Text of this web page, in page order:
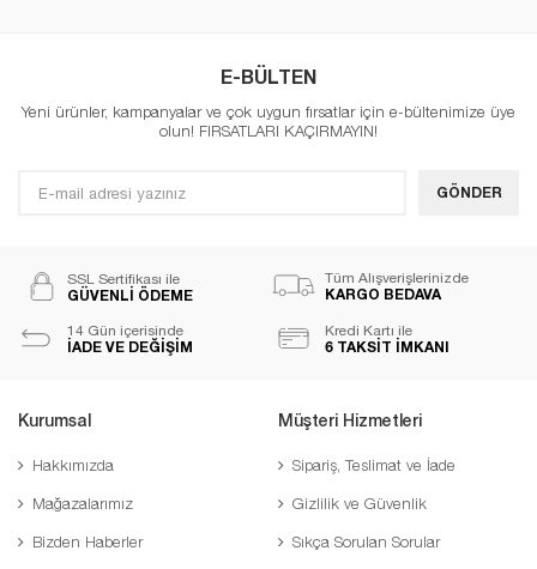
E-BÜLTEN
Yeni ürünler, kampanyalar ve çok uygun fırsatlar için e-bültenimize üye
olun! FIRSATLARI KAÇIRMAYIN!
GÖNDER
SSL Sertifikası ile
GÜVENLİ ÖDEME
Tüm Alışverişlerinizde
KARGO BEDAVA
14 Gün içerisinde
İADE VE DEĞİŞİM
Kredi Kartı ile
6 TAKSİT İMKANI
Kurumsal
Hakkımızda
Mağazalarımız
Bizden Haberler
Müşteri Hizmetleri
Sipariş, Teslimat ve İade
Gizlilik ve Güvenlik
Sıkça Sorulan Sorular